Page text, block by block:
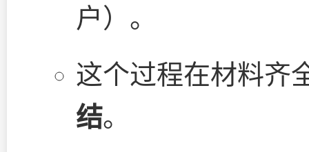
户）。
这个过程在材料齐
结。